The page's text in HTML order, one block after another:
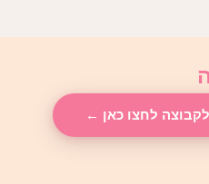
לחצו כאן ←